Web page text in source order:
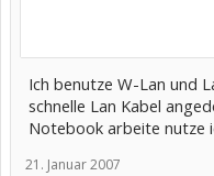
Ich benutze W-Lan und
schnelle Lan Kabel
Notebook arbeite nutze
21. Januar 2007